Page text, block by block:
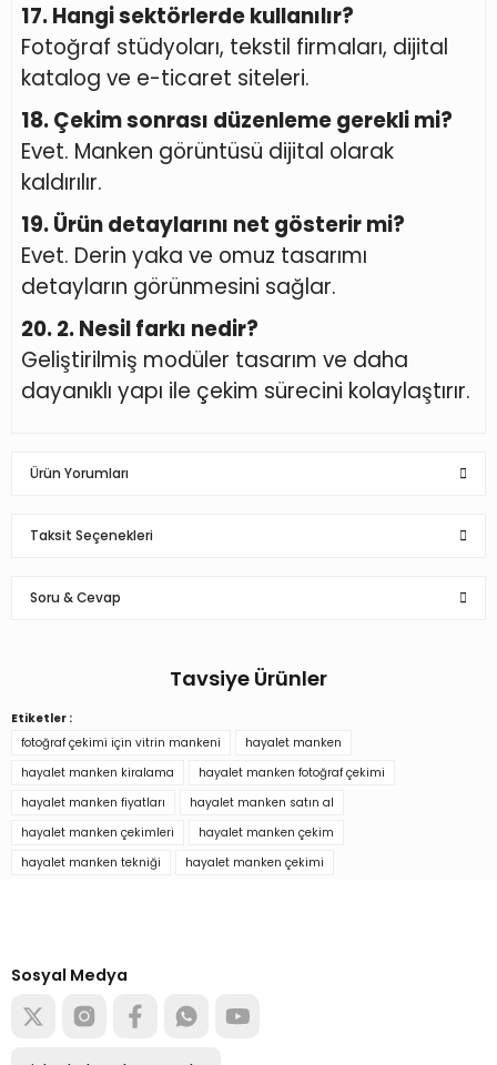
17. Hangi sektörlerde kullanılır?
Fotoğraf stüdyoları, tekstil firmaları, dijital
katalog ve e-ticaret siteleri.
18. Çekim sonrası düzenleme gerekli mi?
Evet. Manken görüntüsü dijital olarak
kaldırılır.
19. Ürün detaylarını net gösterir mi?
Evet. Derin yaka ve omuz tasarımı
detayların görünmesini sağlar.
20. 2. Nesil farkı nedir?
Geliştirilmiş modüler tasarım ve daha
dayanıklı yapı ile çekim sürecini kolaylaştırır.
Ürün Yorumları
Hızlı kargo teşekkürler
Hızlı kargo güzel paketleme için
teşekkürler
Başarılı
Aradığımız kriterlere uygun şekilde manken bulduğumuz için
mutluyduk. Birçok işletme bize yardımcı olamayacağını söyledi
ama burası kırmadı bizi. Minnettarız
Taksit Seçenekleri
Soru & Cevap
Ürün hakkında henüz soru sorulmamış.
Soru Sor
Tavsiye Ürünler
31.875,00 TL
Etiketler :
fotoğraf çekimi için vitrin mankeni
hayalet manken
hayalet manken kiralama
hayalet manken fotoğraf çekimi
hayalet manken fiyatları
hayalet manken satın al
hayalet manken çekimleri
hayalet manken çekim
hayalet manken tekniği
hayalet manken çekimi
Sosyal Medya